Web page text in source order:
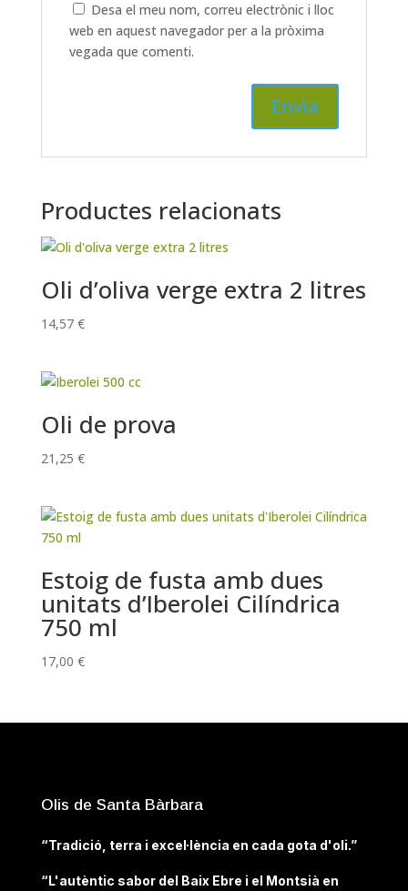
Desa el meu nom, correu electrònic i lloc
web en aquest navegador per a la pròxima
vegada que comenti.
Productes relacionats
Oli d’oliva verge extra 2 litres
14,57 €
Oli de prova
21,25 €
Estoig de fusta amb dues
unitats d’Iberolei Cilíndrica
750 ml
17,00 €
Olis de Santa Bàrbara
“Tradició, terra i excel·lència en cada gota d'oli.”
“L'autèntic sabor del Baix Ebre i el Montsià en